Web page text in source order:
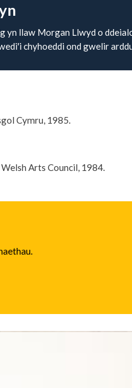
llaw Morgan Llwyd o
chyhoeddi ond gwelir
Cymru, 1985.
Arts Council, 1984.